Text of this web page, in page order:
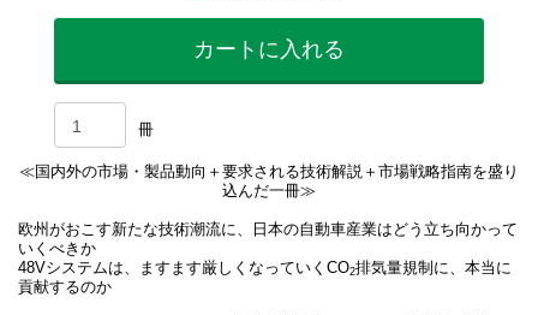
カートに入れる
冊
≪国内外の市場・製品動向＋要求される技術解説＋市場戦略指南を盛り
込んだ一冊≫
欧州がおこす新たな技術潮流に、日本の自動車産業はどう立ち向かって
いくべきか
48Vシステムは、ますます厳しくなっていくCO2排気量規制に、本当に
貢献するのか